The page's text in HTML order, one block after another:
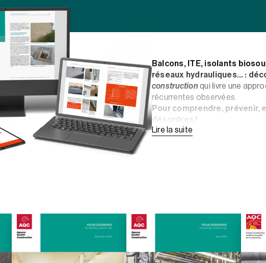
Balcons, ITE, isolants
réseaux hydrauliques… :
construction qui livre une
récurrentes observées.
Pour comprendre, prévenir,
désordres !
responsabilité et
Un état des lieux détaillé
différents éléments
observées, illustrée par
Lire la suite